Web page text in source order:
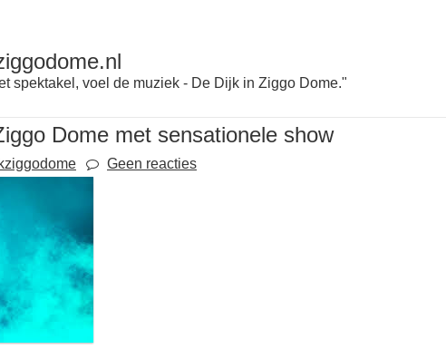
spektakel, voel de muziek - De Dijk in Ziggo Dome."
Dome met sensationele show
Geen reacties